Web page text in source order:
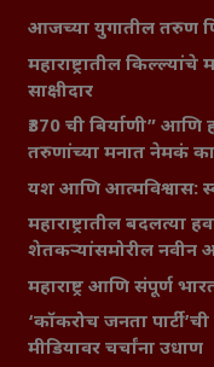
आजच्या युगातील तरुण
महाराष्ट्रातील
साक्षीदार
₹370 ची बिर्याणी”
तरुणांच्या मनात नेमकं
यश आणि आत्मविश्वास:
महाराष्ट्रातील बदलत्या
शेतकऱ्यांसमोरील नवीन
महाराष्ट्र आणि संपूर्ण
‘कॉकरोच जनता
मीडियावर चर्चांना उधाण